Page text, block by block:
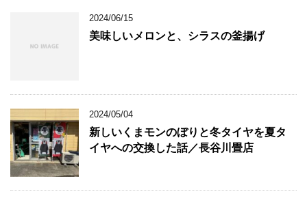
2024/06/15
美味しいメロンと、シラスの釜揚げ
2024/05/04
新しいくまモンのぼりと冬タイヤを夏タ
イヤへの交換した話／長谷川畳店